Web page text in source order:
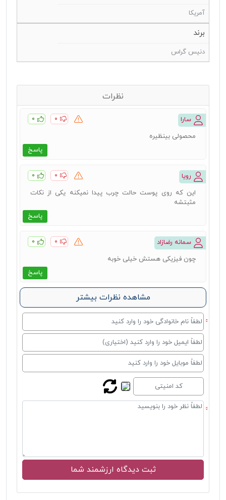
آمریکا
برند
دنیس گراس
نظرات
سارا ۰ ۰
پاسخ
محصولی بینظیره
رویا ۰ ۰
پاسخ
این که روی پوست حالت چرب پیدا نمیکنه یکی از نکات
مثبتشه
سمانه رضازاد ۰ ۰
پاسخ
چون فیزیکی هستش خیلی خوبه
مشاهده نظرات بیشتر